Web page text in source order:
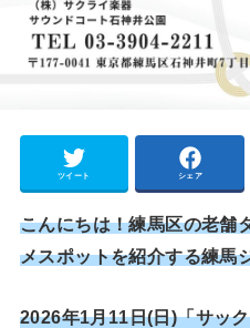
ツイート シェア
こんにちは！練馬区の老舗
メスポットを紹介する練馬
2026年1月11日(日)「サッ